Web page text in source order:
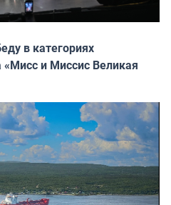
в категориях
«Мисс и Миссис Великая